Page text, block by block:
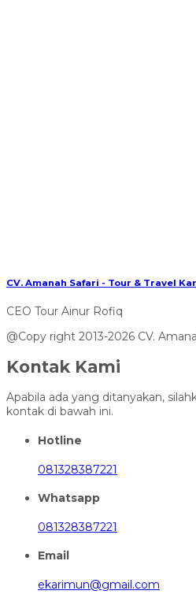
CV. Amanah Safari - Tour & Travel
CEO Tour Ainur Rofiq
@Copy right 2013-2026 CV.
Kontak Kami
Apabila ada yang ditanyakan,
kontak di bawah ini.
Hotline
081328387221
Whatsapp
081328387221
Email
ekarimun@gmail.com